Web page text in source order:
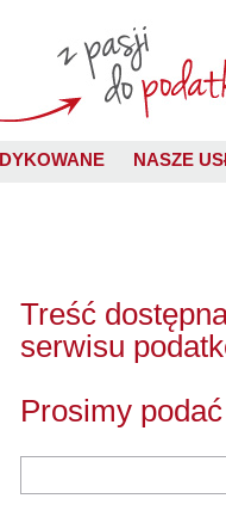
NASZE
Treść
serwisu
Prosimy